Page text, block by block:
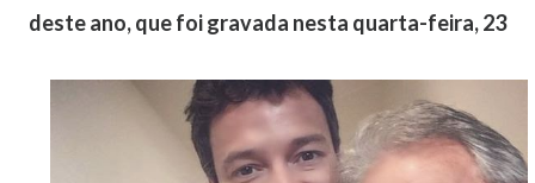
deste ano, que foi gravada nesta quarta-feira, 23